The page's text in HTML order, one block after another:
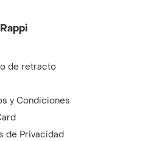
de retracto
y Condiciones
de Privacidad